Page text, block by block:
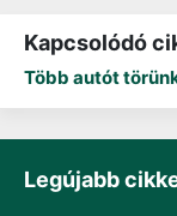
Kapcsolódó
Több autót
Legújabb